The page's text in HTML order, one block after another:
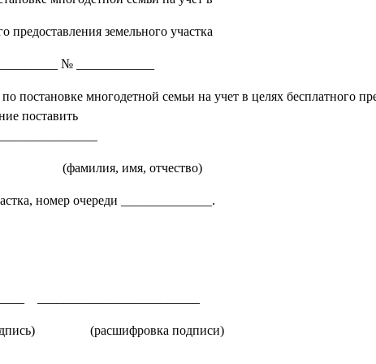
предоставления земельного участка
№ ____________
многодетной семьи на учет в целях бесплатного
поставить
имя, отчество)
номер очереди ______________.
подписи)